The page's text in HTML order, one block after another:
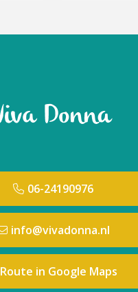
06-24190976
info@vivadonna.nl
Route in Google Maps